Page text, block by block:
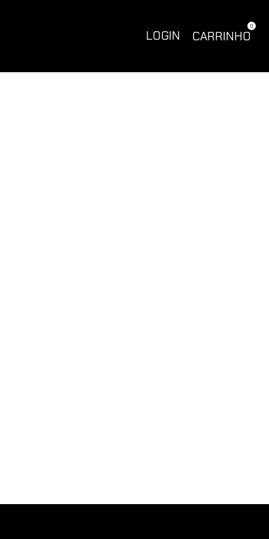
LOGIN CARRINHO
0